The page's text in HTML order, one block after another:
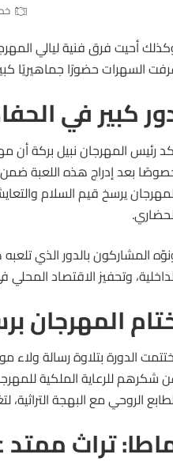
أحيت فرق فنية ليالي
السهرات حضورًا جماهيريًا
كبير في
رئيس المهرجان نبيل بركة أن
بعد إدراج هذه اللعبة
يرسخ قيم السلام
المشاركون بالدور الذي
وتحفيز الاقتصاد
المهرجان
الدورة بتلاوة رسالة
شكرهم للرعاية الملكية
الروحي مع البهجة
تراث ممتد